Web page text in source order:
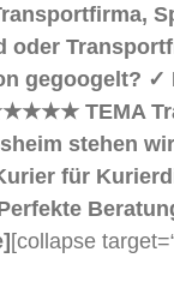
oder
gegoogelt? ✓
TEMA
stehen
für
[collapse